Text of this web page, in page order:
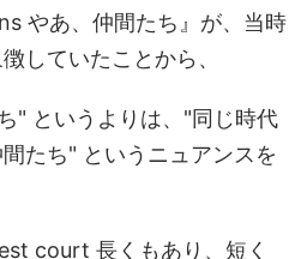
やあ、仲間たち』が、当時
していたことから、
" というよりは、"同じ時代
たち" というニュアンスを
court 長くもあり、短く